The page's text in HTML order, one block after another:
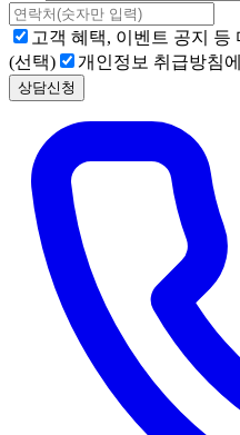
고객 혜택, 이벤트 공지
(선택)
개인정보 취급방침
상담신청